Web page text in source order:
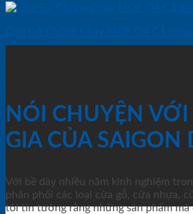
Cửa Gỗ Chống Cháy MDF O4 C1 phao
NÓI CHUYỆN VỚI
GIA CỦA SAIGON
Với bề dày nhiều năm kinh nghiệm
phân phối các loại cửa gỗ, cửa nhựa,
tôi tin tưởng rằng những sản phẩm